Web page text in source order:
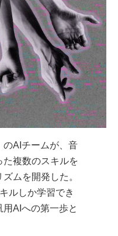
のAIチームが、音
複数のスキルを
ムを開発した。
ルしか学習でき
AIへの第一歩と